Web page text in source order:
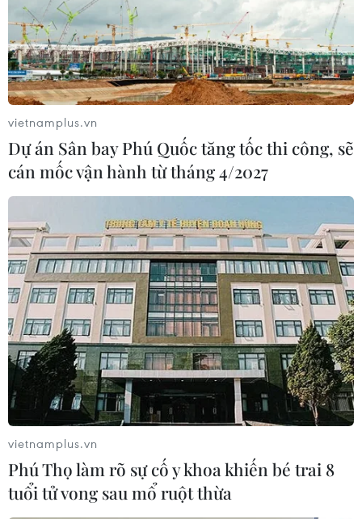
vietnamplus.vn
Dự án Sân bay Phú Quốc tăng tốc thi công, sẽ
cán mốc vận hành từ tháng 4/2027
vietnamplus.vn
Phú Thọ làm rõ sự cố y khoa khiến bé trai 8
tuổi tử vong sau mổ ruột thừa